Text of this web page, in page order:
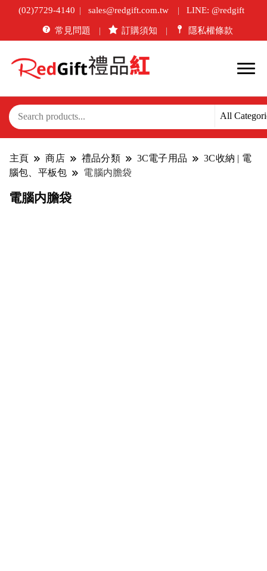
(02)7729-4140 sales@redgift.com.tw LINE: @redgift
常見問題 訂購須知 隱私權條款
主頁 商店 禮品分類 3C電子用品
3C收納 | 電
腦包、平板包
電腦内膽袋
電腦内膽袋